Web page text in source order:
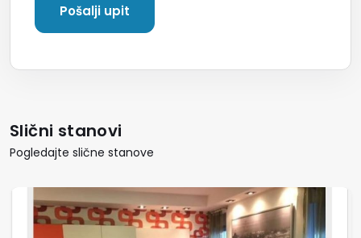
Slični stanovi
Pogledajte slične stanove